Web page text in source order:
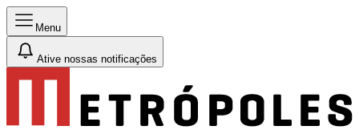
Menu
Ative nossas notificações